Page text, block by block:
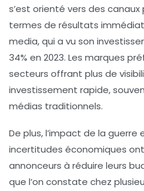
s’est orienté vers des
termes de résultats
media, qui a vu son
34% en 2023. Les marques
secteurs offrant plus de
investissement rapide,
médias traditionnels.
De plus, l’impact de la guerre
incertitudes économiques
annonceurs à réduire leurs
que l’on constate chez